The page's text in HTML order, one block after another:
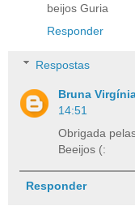
beijos Guria
Responder
Respostas
Bruna
14:51
Obrigada
Beeijos (:
Responder